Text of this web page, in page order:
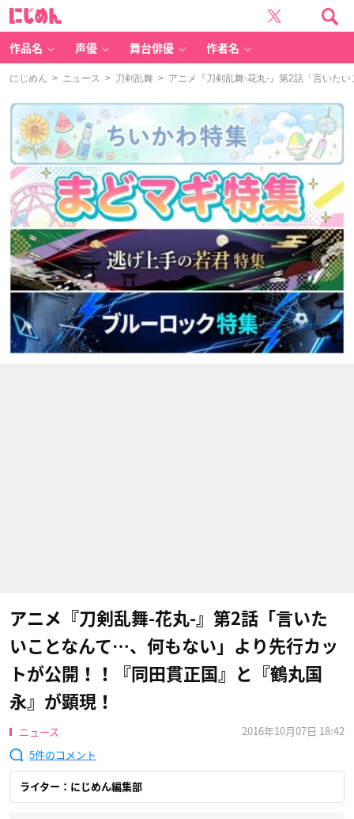
作品名 声優 舞台俳優 作者名
にじめん > ニュース > 刀剣乱舞 > アニメ『刀剣乱舞-花丸-』第2話「言いた
アニメ『刀剣乱舞-花丸-』第2話「言いた
いことなんて…、何もない」より先行カッ
トが公開！！『同田貫正国』と『鶴丸国
永』が顕現！
ニュース
2016年10月07日 18:42
5
ライター：にじめん編集部